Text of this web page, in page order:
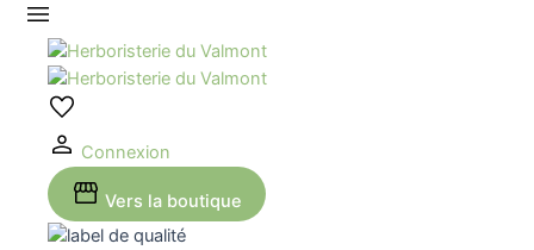
Aller
contenu
Connexion
Vers la boutique